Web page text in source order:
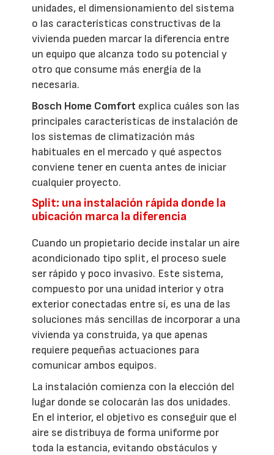
unidades, el dimensionamiento del sistema
o las características constructivas de la
vivienda pueden marcar la diferencia entre
un equipo que alcanza todo su potencial y
otro que consume más energía de la
necesaria.
Bosch Home Comfort explica cuáles son las
principales características de instalación de
los sistemas de climatización más
habituales en el mercado y qué aspectos
conviene tener en cuenta antes de iniciar
cualquier proyecto.
Split: una instalación rápida donde la
ubicación marca la diferencia
Cuando un propietario decide instalar un aire
acondicionado tipo split, el proceso suele
ser rápido y poco invasivo. Este sistema,
compuesto por una unidad interior y otra
exterior conectadas entre sí, es una de las
soluciones más sencillas de incorporar a una
vivienda ya construida, ya que apenas
requiere pequeñas actuaciones para
comunicar ambos equipos.
La instalación comienza con la elección del
lugar donde se colocarán las dos unidades.
En el interior, el objetivo es conseguir que el
aire se distribuya de forma uniforme por
toda la estancia, evitando obstáculos y